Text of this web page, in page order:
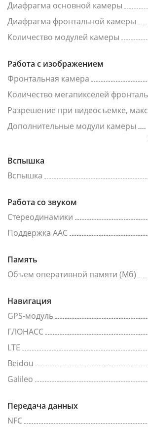
Диафрагма основной камеры
Диафрагма фронтальной камеры
Количество модулей камеры
Работа с изображением
Фронтальная камера
Количество мегапикселей
Разрешение при видеосъемке, макс
Дополнительные модули камеры
Вспышка
Вспышка
Работа со звуком
Стереодинамики
Поддержка AAC
Память
Объем оперативной памяти (Мб)
Навигация
GPS-модуль
ГЛОНАСС
LTE
Beidou
Galileo
Передача данных
NFC